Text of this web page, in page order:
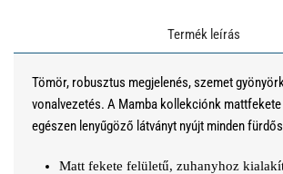
Termék leírás
Tömör, robusztus megjelenés, szemet
vonalvezetés. A Mamba kollekciónk
egészen lenyűgöző látványt nyújt minden
Matt fekete felületű, zuhanyhoz